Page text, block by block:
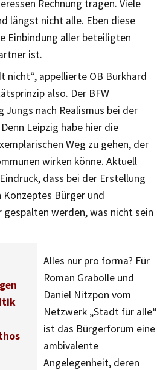
Rechnung tragen. Viele
längst nicht alle. Eben diese
Einbindung aller beteiligten
ist.
nicht“, appellierte OB Burkhard
also. Der BFW
nach Realismus bei der
Leipzig habe hier die
Weg zu gehen, der
wirken könne. Aktuell
dass bei der Erstellung
Bürger und
gespalten werden, was nicht sein
Alles nur pro forma? Für
Roman Grabolle und
Daniel Nitzpon vom
Netzwerk „Stadt für alle“
ist das Bürgerforum eine
ambivalente
Angelegenheit, deren